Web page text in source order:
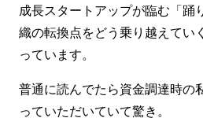
成長スタートアップが臨む「踊
織の転換点をどう乗り越えてい
っています。
普通に読んでたら資金調達時の
っていただいていて驚き。